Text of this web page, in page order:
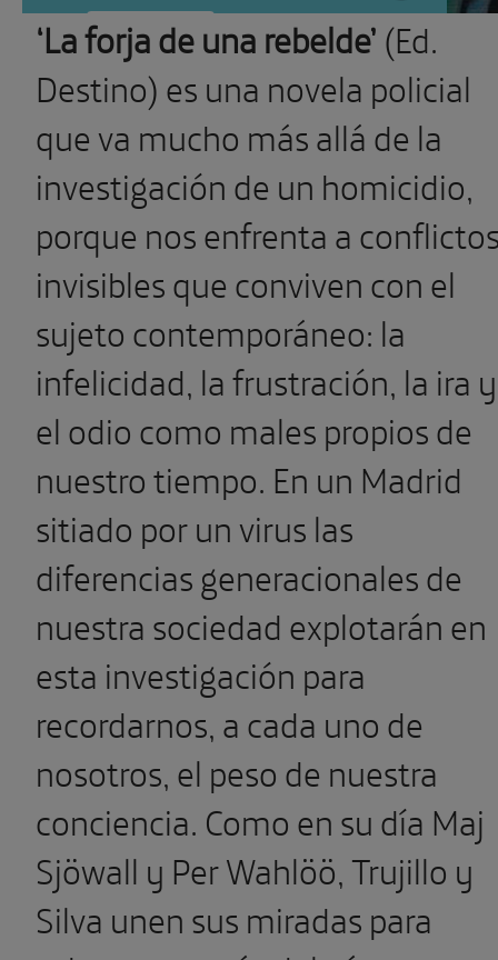
SUSCRÍBETE
‘La forja de una rebelde’(Ed.
Destino) es una novela policial
que va mucho más allá de la
investigación de un homicidio,
porque nos enfrenta a
invisibles que conviven con el
sujeto contemporáneo: la
infelicidad, la frustración, la ira y
el odio como males propios de
nuestro tiempo. En un Madrid
sitiado por un virus las
diferencias generacionales de
nuestra sociedad explotarán en
esta investigación para
recordarnos, a cada uno de
nosotros, el peso de nuestra
conciencia. Como en su día Maj
Sjöwall y Per Wahlöö, Trujillo y
Silva unen sus miradas para